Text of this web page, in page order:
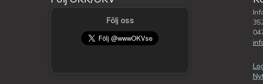
Följ oss